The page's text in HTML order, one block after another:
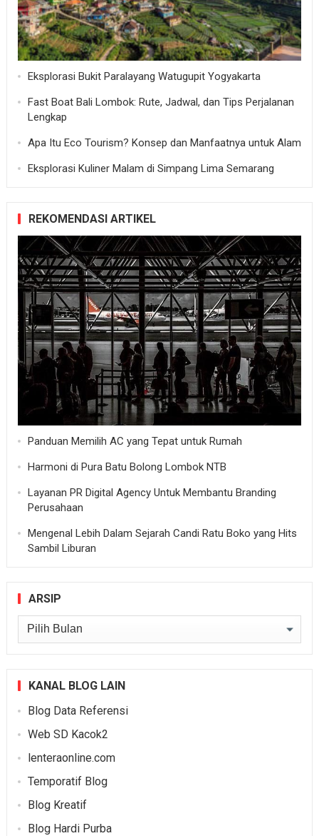
Eksplorasi Bukit Paralayang Watugupit Yogyakarta
Fast Boat Bali Lombok: Rute, Jadwal, dan Tips Perjalanan
Lengkap
Apa Itu Eco Tourism? Konsep dan Manfaatnya untuk Alam
Eksplorasi Kuliner Malam di Simpang Lima Semarang
REKOMENDASI ARTIKEL
Panduan Memilih AC yang Tepat untuk Rumah
Harmoni di Pura Batu Bolong Lombok NTB
Layanan PR Digital Agency Untuk Membantu Branding
Perusahaan
Mengenal Lebih Dalam Sejarah Candi Ratu Boko yang Hits
Sambil Liburan
ARSIP
Arsip
KANAL BLOG LAIN
Blog Data Referensi
Web SD Kacok2
lenteraonline.com
Temporatif Blog
Blog Kreatif
Blog Hardi Purba